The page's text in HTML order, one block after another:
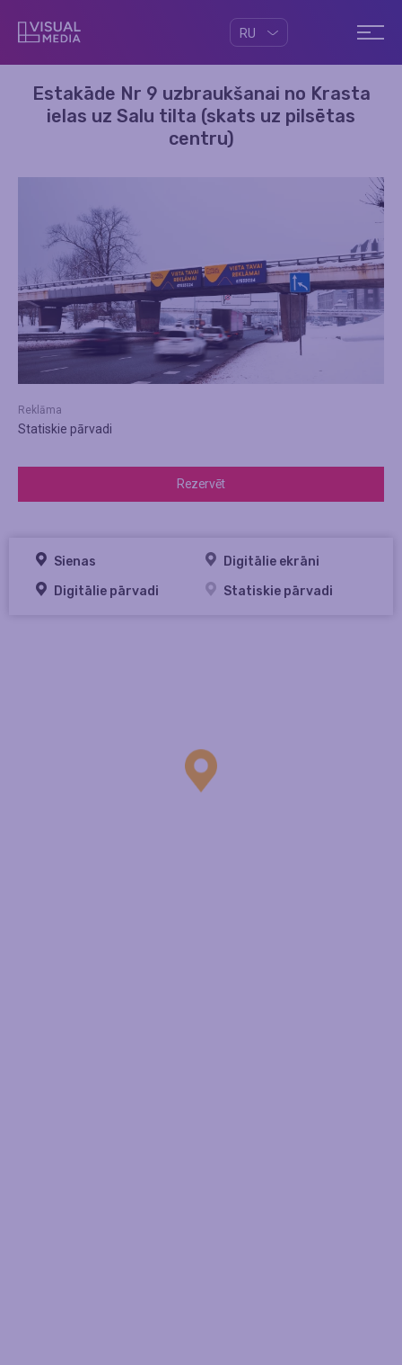
RU
Estakāde Nr 9 uzbraukšanai no Krasta
ielas uz Salu tilta (skats uz pilsētas
centru)
Reklāma
Statiskie pārvadi
Rezervēt
Sienas
Digitālie ekrāni
Digitālie pārvadi
Statiskie pārvadi